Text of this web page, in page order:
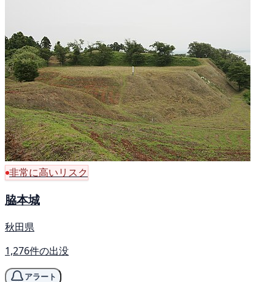
非常に高いリスク
脇本城
秋田県
1,276件の出没
アラート